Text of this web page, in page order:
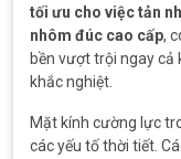
tối ưu cho việc tản
nhôm đúc cao cấp,
bền vượt trội ngay cả
khắc nghiệt.
Mặt kính cường lực
các yếu tố thời tiết.